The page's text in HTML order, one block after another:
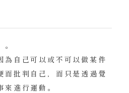
為自己可以或不可以做某件
而批判自己，而只是透過覺
進行運動。